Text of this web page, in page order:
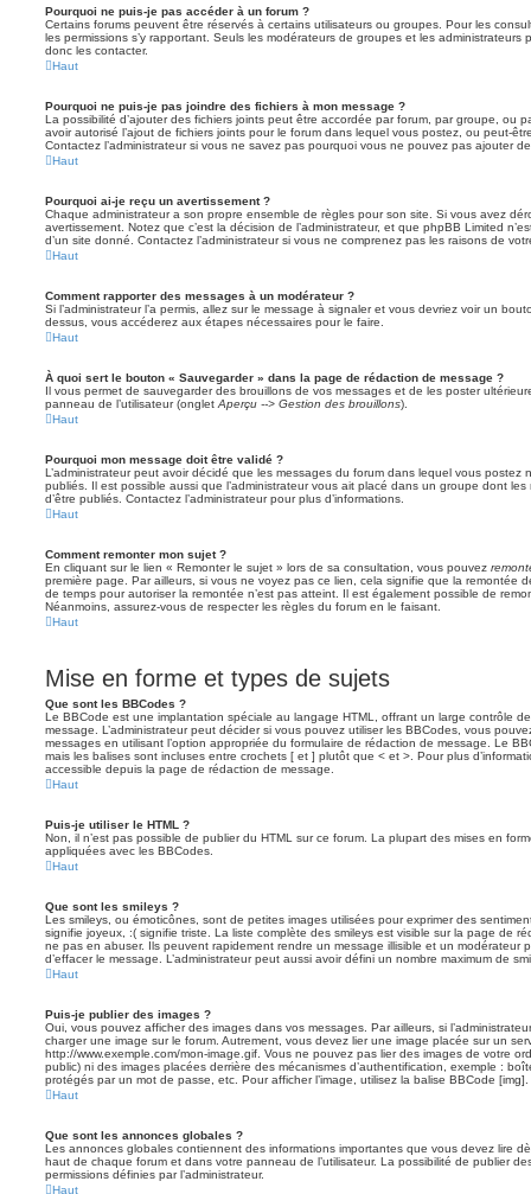
Pourquoi ne puis-je pas accéder à un forum ?
Certains forums peuvent être réservés à certains utilisateurs ou groupes. Pour les
les permissions s’y rapportant. Seuls les modérateurs de groupes et les
donc les contacter.
Haut
Pourquoi ne puis-je pas joindre des fichiers à mon message ?
La possibilité d’ajouter des fichiers joints peut être accordée par forum, par groupe, ou
avoir autorisé l’ajout de fichiers joints pour le forum dans lequel vous postez, ou peut-
Contactez l’administrateur si vous ne savez pas pourquoi vous ne pouvez pas ajouter
Haut
Pourquoi ai-je reçu un avertissement ?
Chaque administrateur a son propre ensemble de règles pour son site. Si vous avez
avertissement. Notez que c’est la décision de l’administrateur, et que phpBB Limited
d’un site donné. Contactez l’administrateur si vous ne comprenez pas les raisons de
Haut
Comment rapporter des messages à un modérateur ?
Si l’administrateur l’a permis, allez sur le message à signaler et vous devriez voir un
dessus, vous accéderez aux étapes nécessaires pour le faire.
Haut
À quoi sert le bouton « Sauvegarder » dans la page de rédaction de message ?
Il vous permet de sauvegarder des brouillons de vos messages et de les poster
panneau de l’utilisateur (onglet Aperçu --> Gestion des brouillons).
Haut
Pourquoi mon message doit être validé ?
L’administrateur peut avoir décidé que les messages du forum dans lequel vous postez
publiés. Il est possible aussi que l’administrateur vous ait placé dans un groupe dont
d’être publiés. Contactez l’administrateur pour plus d’informations.
Haut
Comment remonter mon sujet ?
En cliquant sur le lien « Remonter le sujet » lors de sa consultation, vous pouvez
première page. Par ailleurs, si vous ne voyez pas ce lien, cela signifie que la remontée
de temps pour autoriser la remontée n’est pas atteint. Il est également possible de
Néanmoins, assurez-vous de respecter les règles du forum en le faisant.
Haut
Mise en forme et types de sujets
Que sont les BBCodes ?
Le BBCode est une implantation spéciale au langage HTML, offrant un large contrôle
message. L’administrateur peut décider si vous pouvez utiliser les BBCodes, vous
messages en utilisant l’option appropriée du formulaire de rédaction de message. Le
mais les balises sont incluses entre crochets [ et ] plutôt que < et >. Pour plus
accessible depuis la page de rédaction de message.
Haut
Puis-je utiliser le HTML ?
Non, il n’est pas possible de publier du HTML sur ce forum. La plupart des mises en
appliquées avec les BBCodes.
Haut
Que sont les smileys ?
Les smileys, ou émoticônes, sont de petites images utilisées pour exprimer des
signifie joyeux, :( signifie triste. La liste complète des smileys est visible sur la page de
ne pas en abuser. Ils peuvent rapidement rendre un message illisible et un modérateur
d’effacer le message. L’administrateur peut aussi avoir défini un nombre maximum de
Haut
Puis-je publier des images ?
Oui, vous pouvez afficher des images dans vos messages. Par ailleurs, si
charger une image sur le forum. Autrement, vous devez lier une image placée sur un
http://www.exemple.com/mon-image.gif. Vous ne pouvez pas lier des images de votre
public) ni des images placées derrière des mécanismes d’authentification, exemple :
protégés par un mot de passe, etc. Pour afficher l’image, utilisez la balise BBCode [img].
Haut
Que sont les annonces globales ?
Les annonces globales contiennent des informations importantes que vous devez lire
haut de chaque forum et dans votre panneau de l’utilisateur. La possibilité de publier
permissions définies par l’administrateur.
Haut